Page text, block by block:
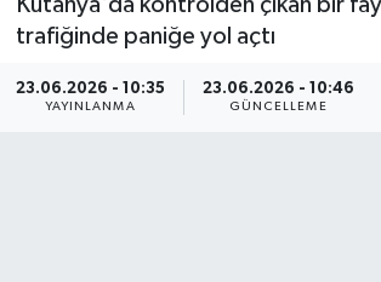
Kütahya'da kontrolden çıkan bir
trafiğinde paniğe yol açtı
23.06.2026 - 10:35
YAYINLANMA
23.06.2026 - 10:46
GÜNCELLEME
Eleman
Emlak
Haber Arşivi